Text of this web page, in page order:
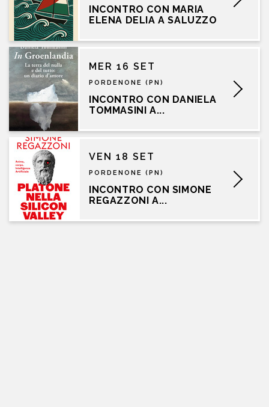
INCONTRO CON MARIA
ELENA DELIA A SALUZZO
MER 16 SET
PORDENONE (PN)
INCONTRO CON DANIELA
TOMMASINI A...
VEN 18 SET
PORDENONE (PN)
INCONTRO CON SIMONE
REGAZZONI A...